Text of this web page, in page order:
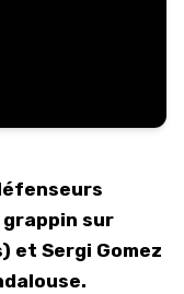
grappin sur
et Sergi Gomez